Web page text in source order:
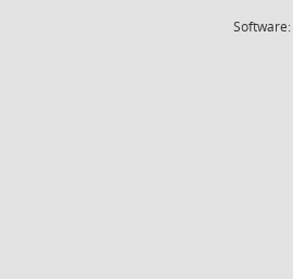
Software: